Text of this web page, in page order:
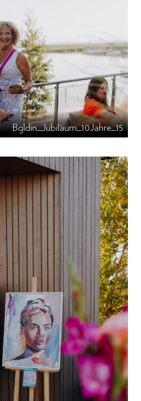
Bgldin_Jubiläum_10Jahre_15